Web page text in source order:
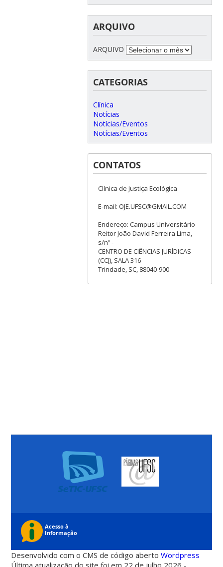
ARQUIVO
ARQUIVO
CATEGORIAS
Clínica
Notícias
Notícias/Eventos
Notícias/Eventos
CONTATOS
Clínica de Justiça Ecológica
E-mail: OJE.UFSC@GMAIL.COM
Endereço: Campus Universitário
Reitor João David Ferreira Lima,
s/nº -
CENTRO DE CIÊNCIAS JURÍDICAS
(CCJ), SALA 316
Trindade, SC, 88040-900
Desenvolvido com o CMS de código abertoWordpress